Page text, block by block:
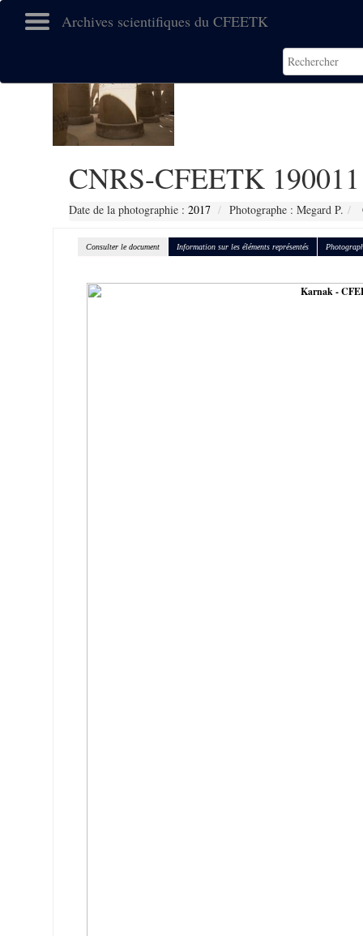
Archives scientifiques du CFEETK
CNRS-CFEETK 190011
Date de la photographie : 2017 Photographe : Megard P.
Consulter le document Information sur les éléments représentés